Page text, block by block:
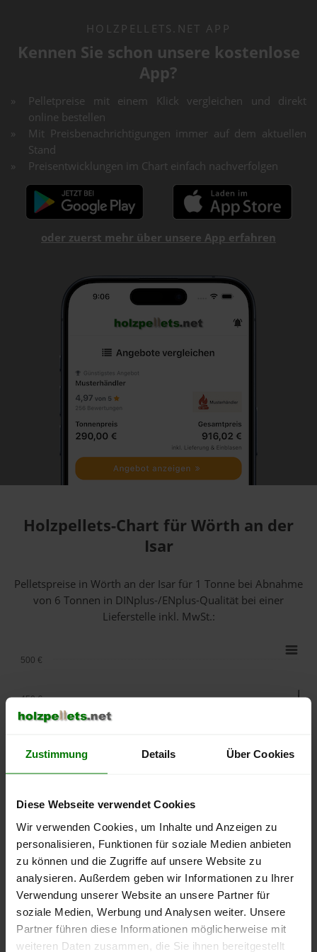
Zustimmung Details Über Cookies
Diese Webseite verwendet Cookies
Wir verwenden Cookies, um Inhalte und Anzeigen zu
personalisieren, Funktionen für soziale Medien anbieten
zu können und die Zugriffe auf unsere Website zu
analysieren. Außerdem geben wir Informationen zu Ihrer
Verwendung unserer Website an unsere Partner für
soziale Medien, Werbung und Analysen weiter. Unsere
Partner führen diese Informationen möglicherweise mit
weiteren Daten zusammen, die Sie ihnen bereitgestellt
HOLZPELLETS.NET APP
Kennen Sie schon unsere kostenlose
App?
Pelletpreise mit einem Klick vergleichen und direkt
online bestellen
Mit Preisbenachrichtigungen immer auf dem aktuellen
Stand
Preisentwicklungen im Chart einfach nachverfolgen
oder zuerst mehr über unsere App erfahren
Holzpellets-Chart für Wörth an der
Isar
Pelletspreise in Wörth an der Isar für 1 Tonne bei Abnahme
von 6 Tonnen in DINplus-/ENplus-Qualität bei einer
Lieferstelle inkl. MwSt.:
lose Ware Sackware
September
2025
Januar
2026
Mai
2026
250 €
350 €
450 €
500 €
Die aktuelle Preisentwicklung für Holzpellets in Deutschland
können Sie jederzeit auf unsererPelletspreise-Seite